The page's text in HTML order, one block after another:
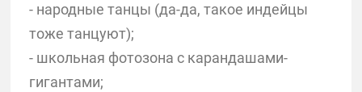
- народные танцы (да-да, такое индейцы
тоже танцуют);
- школьная фотозона c карандашами-
гигантами;